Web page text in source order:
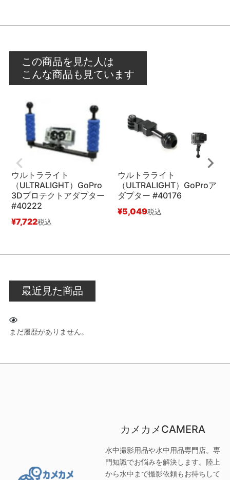
この商品を見た人は
こんな商品も見ています
ウルトラライト
（ULTRALIGHT）GoPro
3Dプロテクトアダプター
#40222
¥7,722税込
ウルトラライト
（ULTRALIGHT）GoProア
ダプター #40176
¥5,049税込
最近見た商品
まだ履歴がありません。
カメカメCAMERA
水中撮影用品や水中用品専門店。専
門知識でお悩みを解決します。陸上
から水中まで撮影依頼もお待ちして